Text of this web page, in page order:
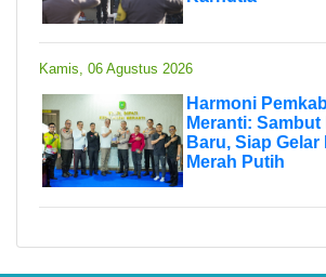
Kamis, 06 Agustus 2026
Harmoni
Meranti:
Baru, Siap
Merah Putih